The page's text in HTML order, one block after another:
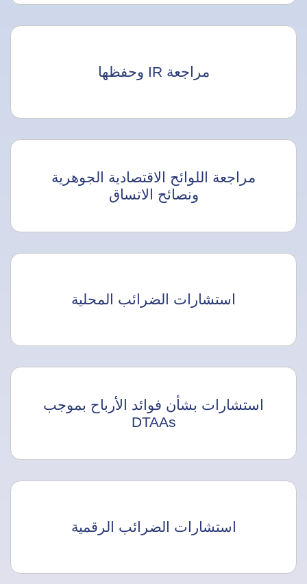
مراجعة IR وحفظها
مراجعة اللوائح الاقتصادية الجوهرية
ونصائح الاتساق
استشارات الضرائب المحلية
استشارات بشأن فوائد الأرباح بموجب
DTAAs
استشارات الضرائب الرقمية